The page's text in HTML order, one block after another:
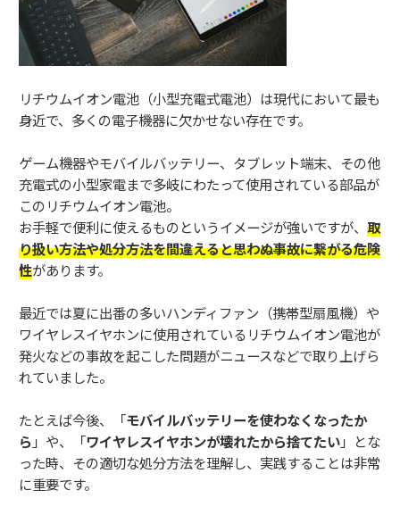
リチウムイオン電池（小型充電式電池）は現代において最も
身近で、多くの電子機器に欠かせない存在です。
ゲーム機器やモバイルバッテリー、タブレット端末、その他
充電式の小型家電まで多岐にわたって使用されている部品が
このリチウムイオン電池。
お手軽で便利に使えるものというイメージが強いですが、 取
り扱い方法や処分方法を間違えると思わぬ事故に繋がる危険
性があります。
最近では夏に出番の多いハンディファン（携帯型扇風機）や
ワイヤレスイヤホンに使用されているリチウムイオン電池が
発火などの事故を起こした問題がニュースなどで取り上げら
れていました。
たとえば今後、「モバイルバッテリーを使わなくなったか
ら 」や、「ワイヤレスイヤホンが壊れたから捨てたい」とな
った時、その適切な処分方法を理解し、実践することは非常
に重要です。